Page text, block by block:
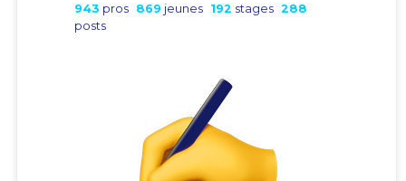
943 pros 869 jeunes 192 stages 288
posts